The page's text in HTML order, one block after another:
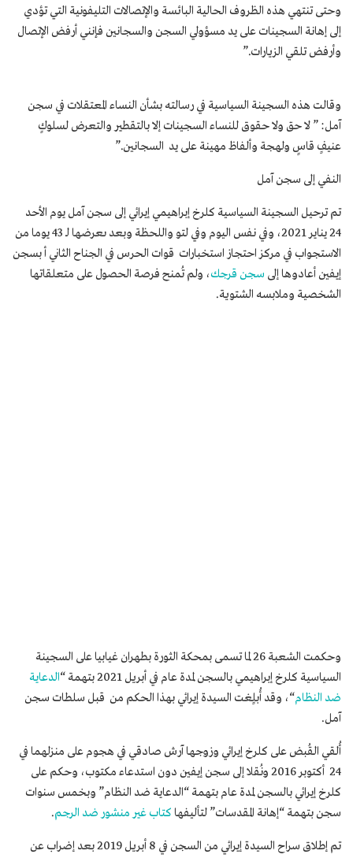
وحتى تنتهي هذه الظروف الحالية البائسة والإتصالات التليفونية التي تؤدي
إلى إهانة السجينات على يد مسؤولي السجن والسجانين فإنني أرفض الإتصال
وأرفض تلقي الزيارات.”
وقالت هذه السجينة السياسية في رسالته بشأن النساء المعتقلات في سجن
آمل: ” لا حق ولا حقوق للنساء السجينات إلا بالتقطير والتعرض لسلوكٍ
عنيفٍ قاسٍ ولهجة وألفاظ مهينة على يد السجانين.”
النفي إلى سجن آمل
تم ترحيل السجينة السياسية كلرخ إبراهيمي إيرائي إلى سجن آمل يوم الأحد
24 يناير 2021، وفي نفس اليوم وفي لتو واللحظة وبعد ىعرضها لـ 43 يوما من
الاستجواب في مركز احتجاز استخبارات قوات الحرس في الجناح الثاني أ بسجن
إيفين أعادوها إلى سجن قرجك، ولم تُمنح فرصة الحصول على متعلقاتها
الشخصية وملابسه الشتوية.
وحكمت الشعبة 26 لما تسمى بمحكة الثورة بطهران غيابيا على السجينة
السياسية كلرخ إبراهيمي بالسجن لمدة عام في أبريل 2021 بتهمة “
الدعاية
ضد النظام“، وقد أُبلٍغت السيدة إيرائي بهذا الحكم من قبل سلطات سجن
آمل.
أُلقي القُبض على كلرخ إيرائي وزوجها آرش صادقي في هجوم على منزلهما في
24 أكتوبر 2016 ونُقلا إلى سجن إيفين دون استدعاء مكتوب، وحكم على
كلرخ إيرائي بالسجن لمدة عام بتهمة “الدعاية ضد النظام” وبخمس سنوات
سجن بتهمة “إهانة المقدسات” لتأليفها كتاب غير منشور ضد الرجم.
تم إطلاق سراح السيدة إيرائي من السجن في 8 أبريل 2019 بعد إضراب عن